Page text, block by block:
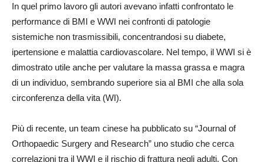
In quel primo lavoro gli autori avevano infatti confrontato le
performance di BMI e WWI nei confronti di patologie
sistemiche non trasmissibili, concentrandosi su diabete,
ipertensione e malattia cardiovascolare. Nel tempo, il WWI si è
dimostrato utile anche per valutare la massa grassa e magra
di un individuo, sembrando superiore sia al BMI che alla sola
circonferenza della vita (WI).
Più di recente, un team cinese ha pubblicato su “Journal of
Orthopaedic Surgery and Research” uno studio che cerca
correlazioni tra il WWI e il rischio di frattura negli adulti. Con